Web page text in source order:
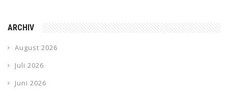
ARCHIV
August 2026
Juli 2026
Juni 2026